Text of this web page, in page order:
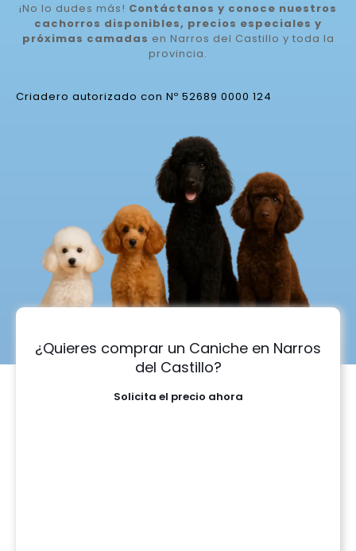
¡No lo dudes más! Contáctanos y conoce nuestros
cachorros disponibles, precios especiales y
próximas camadas en Narros del Castillo y toda la
provincia.
Criadero autorizado con Nº 52689 0000 124
¿Quieres comprar un Caniche en Narros
del Castillo?
Solicita el precio ahora